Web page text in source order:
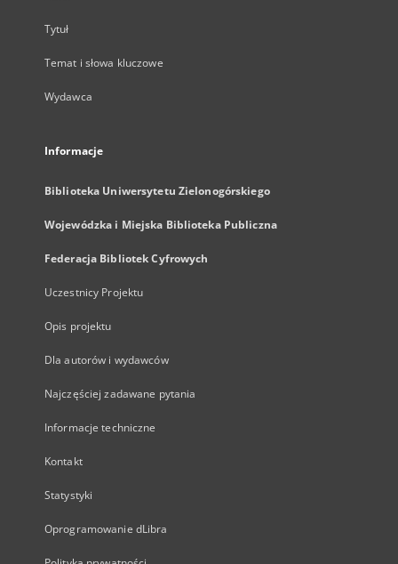
Tytuł
Temat i słowa kluczowe
Wydawca
Informacje
Biblioteka Uniwersytetu Zielonogórskiego
Wojewódzka i Miejska Biblioteka Publiczna
Federacja Bibliotek Cyfrowych
Uczestnicy Projektu
Opis projektu
Dla autorów i wydawców
Najczęściej zadawane pytania
Informacje techniczne
Kontakt
Statystyki
Oprogramowanie dLibra